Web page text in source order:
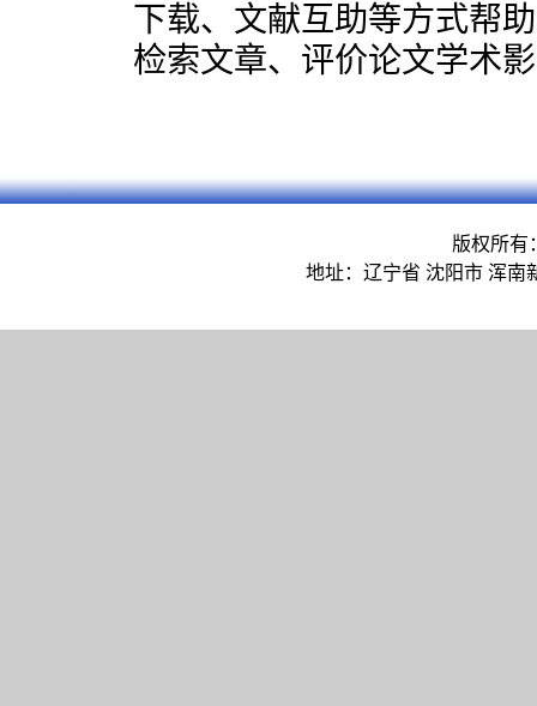
下载、文献互助等方式帮
检索文章、评价论文学术
版权所有
地址：辽宁省 沈阳市 浑南